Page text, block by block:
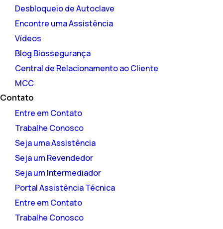
Desbloqueio de Autoclave
Encontre uma Assistência
Vídeos
Blog Biossegurança
Central de Relacionamento ao Cliente
MCC
Contato
Entre em Contato
Trabalhe Conosco
Seja uma Assistência
Seja um Revendedor
Seja um Intermediador
Portal Assistência Técnica
Entre em Contato
Trabalhe Conosco